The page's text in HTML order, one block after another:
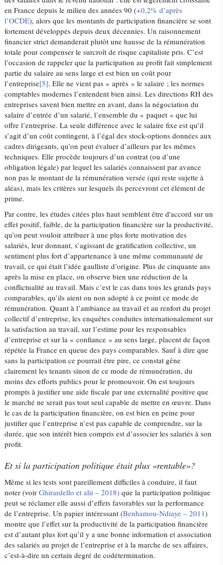
en France depuis le milieu des années 90 (+0,2% d’après
l’OCDE), alors que les montants de participation financière se sont
fortement développés depuis deux décennies. Un raisonnement
financier strict demanderait plutôt une hausse de la rémunération
totale pour compenser le surcroît de risque capitaliste pris. C’est
l’occasion de rappeler que la participation au profit fait simplement
partie du salaire au sens large et est bien un coût pour
l’entreprise[5]. Elle ne vient pas « après » le salaire ; les normes
comptables modernes l’entendent bien ainsi. Les directions RH des
entreprises savent bien mettre en avant, dans la négociation du
salaire d’entrée d’un salarié, l’ensemble du « paquet » que lui
offre l’entreprise. La seule différence avec le salaire fixe est qu’il
s’agit d’un coût contingent, à l’égal des stock-options données aux
cadres dirigeants, qu’on peut évaluer d’ailleurs par les mêmes
techniques. Elle procède toujours d’un contrat (ou d’une
obligation légale) par lequel les salariés connaissent par avance
non pas le montant de la rémunération versée (qui reste sujette à
aléas), mais les critères sur lesquels ils percevront cet élément de
prime.
Par contre, les études citées plus haut semblent être d'accord sur un
effet positif, faible, de la participation financière sur la productivité,
qu’on peut vouloir attribuer à une plus forte motivation des
salariés, leur donnant, s’agissant de gratification collective, un
sentiment plus fort d’appartenance à une même communauté de
travail, ce qui était l’idée gaulliste d’origine. Plus de cinquante ans
après la mise en place, on observe bien une réduction de la
conflictualité au travail. Mais c’est le cas dans tous les grands pays
comparables, qu’ils aient ou non adopté à ce point ce mode de
rémunération. Quant à l’ambiance au travail et au renfort du projet
collectif d’entreprise, les enquêtes conduites internationalement sur
la satisfaction au travail, sur l’estime pour les responsables
d’entreprise et sur la « confiance » au sens large, placent de façon
répétée la France en queue des pays comparables. Sauf à dire que
sans la participation ce pourrait être pire, ce constat gêne
clairement les tenants sinon de ce mode de rémunération, du
moins des efforts publics pour le promouvoir. On est toujours
prompts à justifier une aide fiscale par une externalité positive que
le marché ne serait pas tout seul capable de mettre en œuvre. Dans
le cas de la participation financière, on est bien en peine pour
justifier que l’entreprise n’est pas capable de comprendre, sur la
durée, que son intérêt bien compris est d’associer les salariés à son
profit.
Et si la participation politique était plus «rentable»?
Même si les tests sont pareillement difficiles à conduire, il faut
noter (voirGhirardello et alii – 2018) que la participation politique
peut se réclamer elle aussi d’effets favorables sur la performance
de l’entreprise. Un papier intéressant (Benhamou-Ndiaye – 2011)
montre que l’effet sur la productivité de la participation financière
est d’autant plus fort qu’il y a une bonne information et association
des salariés au projet de l’entreprise et à la marche de ses affaires,
c’est-à-dire un certain degré de codétermination.